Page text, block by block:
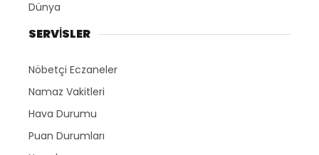
Dünya
SERVİSLER
Nöbetçi Eczaneler
Namaz Vakitleri
Hava Durumu
Puan Durumları